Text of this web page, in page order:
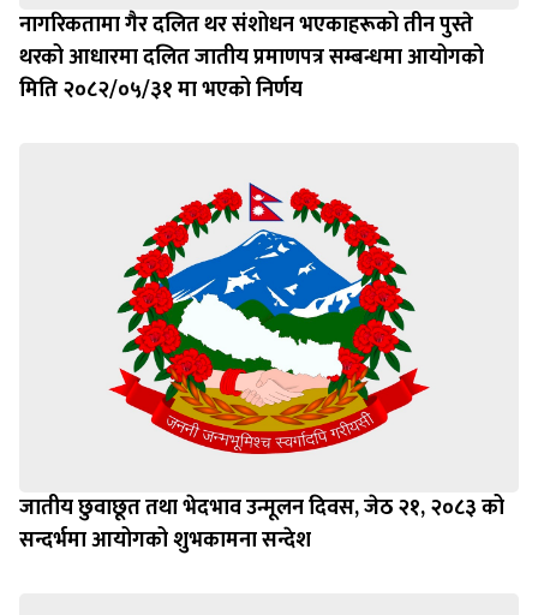
नागरिकतामा गैर दलित थर संशोधन भएकाहरूको तीन पुस्ते
थरको आधारमा दलित जातीय प्रमाणपत्र सम्बन्धमा आयोगको
मिति २०८२/०५/३१ मा भएको निर्णय
जातीय छुवाछूत तथा भेदभाव उन्मूलन दिवस, जेठ २१, २०८३ को
सन्दर्भमा आयोगको शुभकामना सन्देश